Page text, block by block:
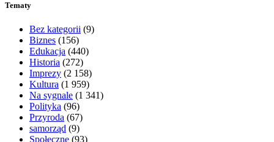
Tematy
Bez kategorii (9)
Biznes (156)
Edukacja (440)
Historia (272)
Imprezy (2 158)
Kultura (1 959)
Na sygnale (1 341)
Polityka (96)
Przyroda (67)
samorząd (9)
Społeczne (93)